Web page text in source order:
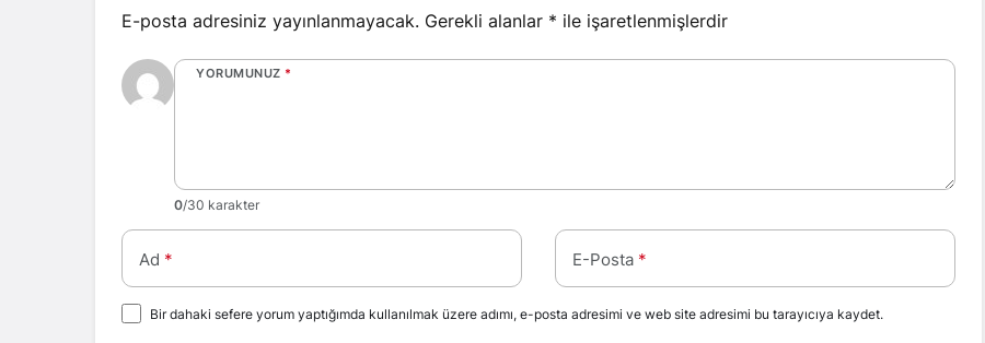
E-posta adresiniz yayınlanmayacak. Gerekli alanlar * ile işaretlenmişlerdir
YORUMUNUZ *
0/30 karakter
Ad * E-Posta *
Bir dahaki sefere yorum yaptığımda kullanılmak üzere adımı, e-posta adresimi ve web site adresimi bu tarayıcıya kaydet.